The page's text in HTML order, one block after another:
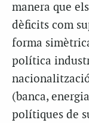
manera que
dèficits com
forma
política
(banca,
polítiques de